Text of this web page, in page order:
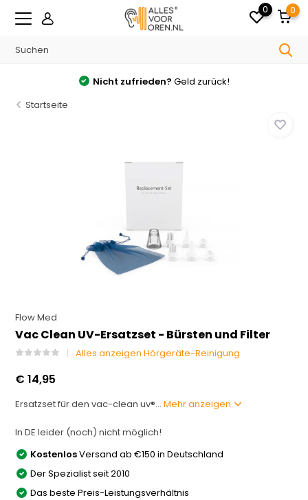
0 0
Geld zurück! Kostenlos
Startseite
Flow Med
Vac Clean UV-Ersatzset - Bürsten und Filter
Alles anzeigen Hörgeräte-Reinigung
€ 14,95
Ersatzset für den vac-clean uv®...Mehr anzeigen
In DE leider (noch) nicht möglich!
KostenlosVersand ab €150 in Deutschland
Der Spezialist seit 2010
Das beste Preis-Leistungsverhältnis